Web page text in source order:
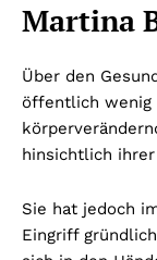
Martina
Über den
öffentlich wenig
hinsichtlich
Sie hat jedoch
Eingriff